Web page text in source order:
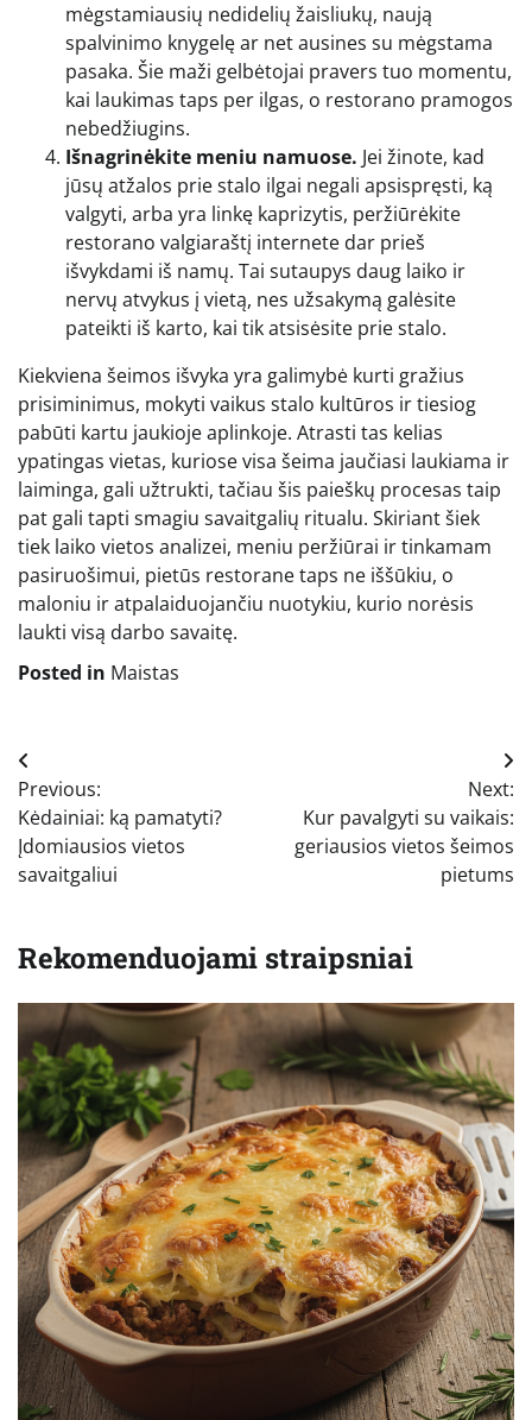
mėgstamiausių nedidelių žaisliukų, naują
spalvinimo knygelę ar net ausines su mėgstama
pasaka. Šie maži gelbėtojai pravers tuo momentu,
kai laukimas taps per ilgas, o restorano pramogos
nebedžiugins.
Išnagrinėkite meniu namuose. Jei žinote, kad
jūsų atžalos prie stalo ilgai negali apsispręsti, ką
valgyti, arba yra linkę kaprizytis, peržiūrėkite
restorano valgiaraštį internete dar prieš
išvykdami iš namų. Tai sutaupys daug laiko ir
nervų atvykus į vietą, nes užsakymą galėsite
pateikti iš karto, kai tik atsisėsite prie stalo.
Kiekviena šeimos išvyka yra galimybė kurti gražius
prisiminimus, mokyti vaikus stalo kultūros ir tiesiog
pabūti kartu jaukioje aplinkoje. Atrasti tas kelias
ypatingas vietas, kuriose visa šeima jaučiasi laukiama ir
laiminga, gali užtrukti, tačiau šis paieškų procesas taip
pat gali tapti smagiu savaitgalių ritualu. Skiriant šiek
tiek laiko vietos analizei, meniu peržiūrai ir tinkamam
pasiruošimui, pietūs restorane taps ne iššūkiu, o
maloniu ir atpalaiduojančiu nuotykiu, kurio norėsis
laukti visą darbo savaitę.
Posted in Maistas
Navigacija
tarp
įrašų
Previous:
Kėdainiai: ką pamatyti?
Įdomiausios vietos
savaitgaliui
Next:
Kur pavalgyti su vaikais:
geriausios vietos šeimos
pietums
Rekomenduojami straipsniai